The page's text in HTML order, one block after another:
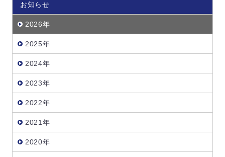
お知らせ
2026年
2025年
2024年
2023年
2022年
2021年
2020年